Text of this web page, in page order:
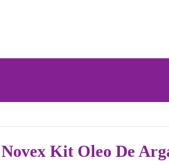
Kit Oleo De